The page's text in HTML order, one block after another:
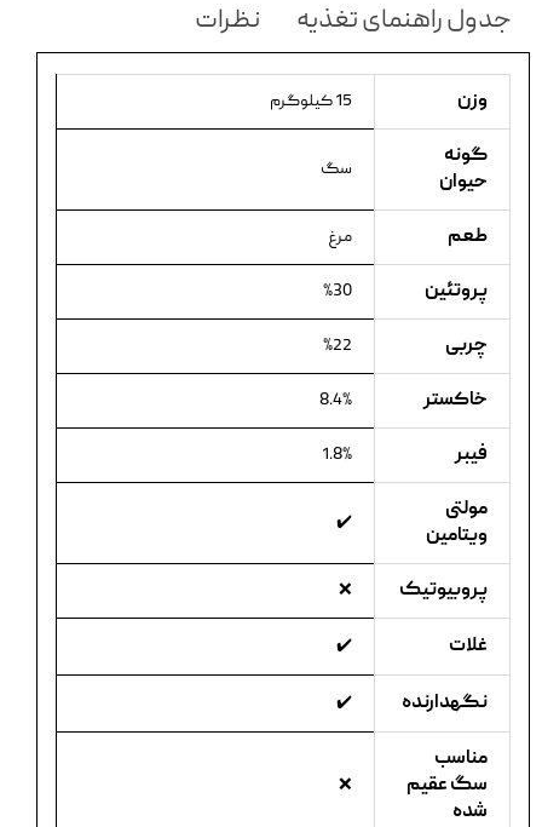
جدول راهنمای تغذیه
نظرات
وزن 15 کیلوگرم
گونه
حیوان
سگ
طعم مرغ
پروتئین %30
چربی %22
خاکستر 8.4%
فیبر 1.8%
مولتی
ویتامین
✔️
پروبیوتیک ❌
غلات ✔️
نگهدارنده ✔️
مناسب
سگ عقیم
شده
❌